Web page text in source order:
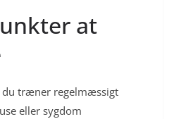
at
du træner regelmæssigt
eller sygdom